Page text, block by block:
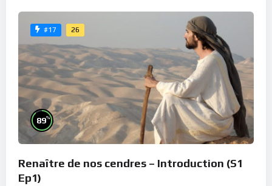
#17 26
89%
Renaître de nos cendres – Introduction (S1
Ep1)